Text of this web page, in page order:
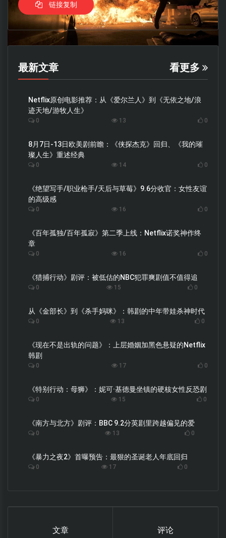
链接复制
最新文章 看更多
Netflix原创电影推荐：从《爱尔兰人》到《无依之地/浪
迹天地/游牧人生》
0 13 0
8月7日-13日欧美剧前瞻：《侠探杰克》回归、《我的璀
璨人生》重述经典
0 14 0
《绝望写手/职业枪手/天后与草莓》9.6分收官：女性友谊
的高级感
0 16 0
《百年孤独/百年孤寂》第二季上线：Netflix诺奖神作终
章
0 16 0
《猎捕行动》剧评：被低估的NBC犯罪爽剧值不值得追
0 15 0
从《金部长》到《杀手妈咪》：韩剧的中年带娃杀神时代
0 13 0
《现在不是出轨的问题》：上层婚姻加黑色悬疑的Netflix
韩剧
0 17 0
《特别行动：母狮》：妮可·基德曼坐镇的硬核女性反恐剧
0 15 0
《南方与北方》剧评：BBC 9.2分英剧里跨越偏见的爱
0 13 0
《暴力之夜2》首曝预告：最狠的圣诞老人年底回归
0 17 0
文章
评论